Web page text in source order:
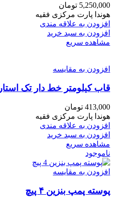
5,250,000 تومان
هوندا پارت مرکزی فقیه
افزودن به علاقه مندی
افزودن به سبد خرید
مشاهده سریع
افزودن به مقایسه
قاب کیلومتر خط دار تک استار
413,000 تومان
هوندا پارت مرکزی فقیه
افزودن به علاقه مندی
افزودن به سبد خرید
مشاهده سریع
ناموجود
افزودن به مقایسه
پوسته پمپ بنزین ۴ پیچ